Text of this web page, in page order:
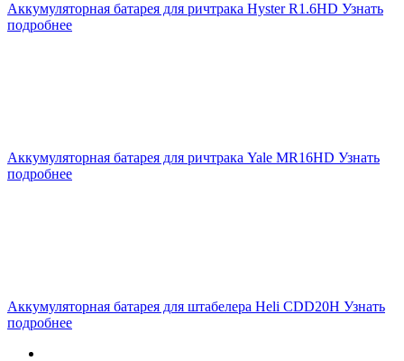
Аккумуляторная батарея для ричтрака Hyster R1.6HD Узнать
подробнее
Аккумуляторная батарея для ричтрака Yale MR16HD Узнать
подробнее
Аккумуляторная батарея для штабелера Heli CDD20H Узнать
подробнее